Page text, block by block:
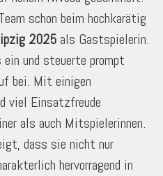
schon beim hochkarätig
2025 als Gastspielerin.
und steuerte prompt
bei. Mit einigen
viel Einsatzfreude
als auch Mitspielerinnen.
dass sie nicht nur
hervorragend in